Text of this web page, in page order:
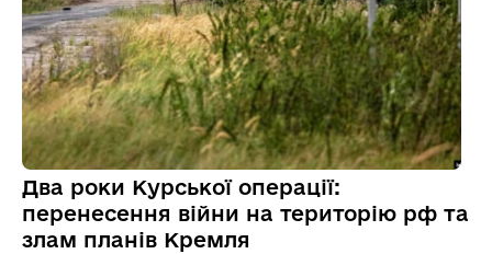
Два роки Курської операції:
перенесення війни на територію рф та
злам планів Кремля